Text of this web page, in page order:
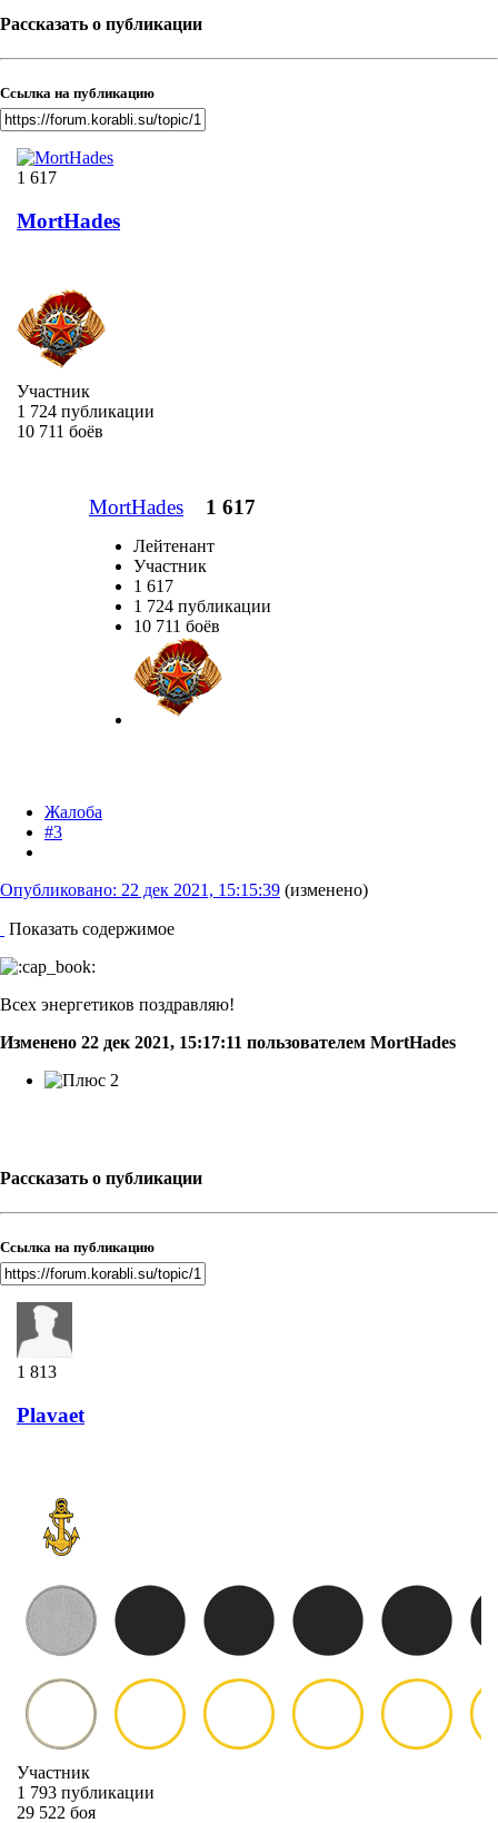
Рассказать о публикации
Ссылка на публикацию
1 617
MortHades
Участник
1 724 публикации
10 711 боёв
MortHades 1 617
Лейтенант
Участник
1 617
1 724 публикации
10 711 боёв
Жалоба
#3
Опубликовано: 22 дек 2021, 15:15:39 (изменено)
Показать содержимое
Всех энергетиков поздравляю!
Изменено 22 дек 2021, 15:17:11 пользователем MortHades
2
Рассказать о публикации
Ссылка на публикацию
1 813
Plavaet
Участник
1 793 публикации
29 522 боя